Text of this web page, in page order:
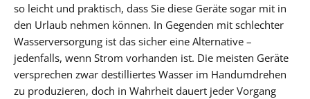
so leicht und praktisch, dass Sie diese Geräte sogar mit in
den Urlaub nehmen können. In Gegenden mit schlechter
Wasserversorgung ist das sicher eine Alternative –
jedenfalls, wenn Strom vorhanden ist. Die meisten Geräte
versprechen zwar destilliertes Wasser im Handumdrehen
zu produzieren, doch in Wahrheit dauert jeder Vorgang